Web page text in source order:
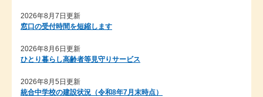
情
2026年8月7日更新
窓口の受付時間を短縮します
2026年8月6日更新
ひとり暮らし高齢者等見守りサービス
2026年8月5日更新
統合中学校の建設状況（令和8年7月末時点）